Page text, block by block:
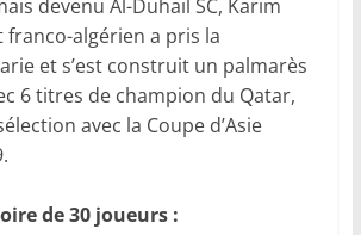
devenu Al-Duhail SC, Karim
franco-algérien a pris la
et s’est construit un palmarès
6 titres de champion du Qatar,
avec la Coupe d’Asie
de 30 joueurs :